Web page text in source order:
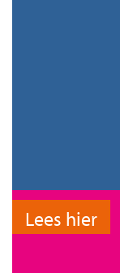
Lees hier